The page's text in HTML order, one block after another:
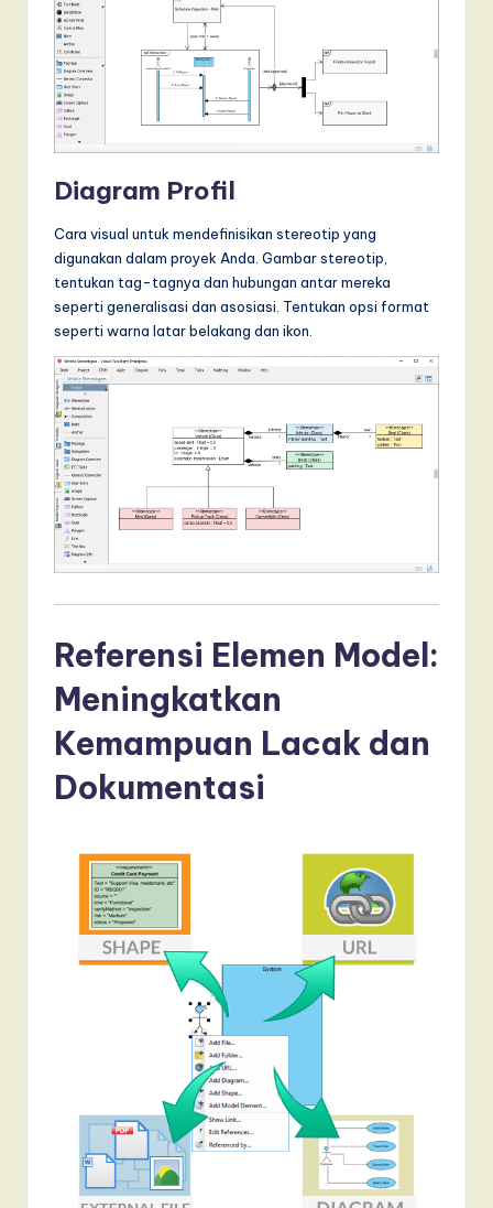
Diagram Profil
Cara visual untuk mendefinisikan stereotip yang
digunakan dalam proyek Anda. Gambar stereotip,
tentukan tag-tagnya dan hubungan antar mereka
seperti generalisasi dan asosiasi. Tentukan opsi format
seperti warna latar belakang dan ikon.
Referensi Elemen Model:
Meningkatkan
Kemampuan Lacak dan
Dokumentasi